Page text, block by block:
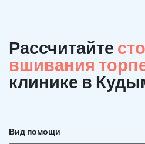
Рассчитайте
вшивания
клинике в
Вид помощи